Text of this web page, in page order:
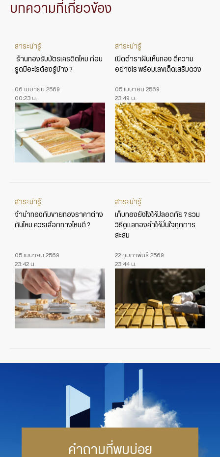
บทความที่เกี่ยวข้อง
สาระน่ารู้
ร้านทองรับบัตรเครดิตไหม ก่อน
รูดมีอะไรต้องรู้บ้าง ?
06 เมษายน 2569
00:23 น.
สาระน่ารู้
เปิดตำราฝันเห็นทอง ตีความ
อย่างไร พร้อมเลขเด็ดเสริมดวง
05 เมษายน 2569
23:49 น.
สาระน่ารู้
จำนำทองกับขายทองราคาต่าง
กันไหม ควรเลือกทางไหนดี ?
05 เมษายน 2569
23:42 น.
สาระน่ารู้
เก็บทองยังไงให้ปลอดภัย ? รวม
วิธีดูแลทองคำให้มั่นใจทุกการ
สะสม
22 กุมภาพันธ์ 2569
23:44 น.
คำถามที่พบบ่อย